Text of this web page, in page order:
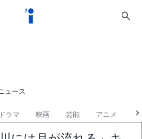
ュース
ドラマ 映画 芸能 アニメ